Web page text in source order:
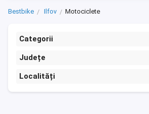
Bestbike Ilfov Motociclete
Categorii
Județe
Localități